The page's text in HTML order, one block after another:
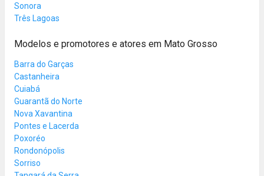
Sonora
Três Lagoas
Modelos e promotores e atores em Mato Grosso
Barra do Garças
Castanheira
Cuiabá
Guarantã do Norte
Nova Xavantina
Pontes e Lacerda
Poxoréo
Rondonópolis
Sorriso